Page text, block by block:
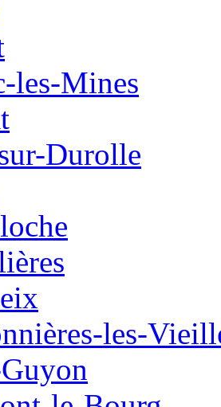
les-Mines
Durolle
les-